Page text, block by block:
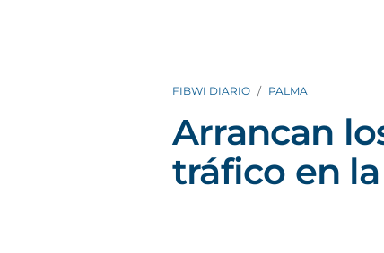
FIBWI DIARIO PALMA
Arrancan
tráfico en